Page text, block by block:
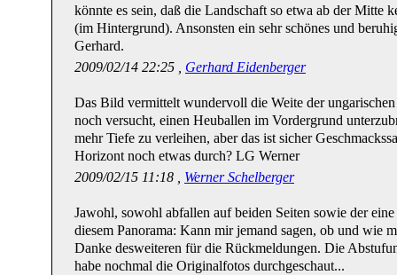
könnte es sein, daß die Landschaft so etwa ab der Mitte
(im Hintergrund). Ansonsten ein sehr schönes und
Gerhard.
2009/02/14 22:25 , Gerhard Eidenberger
Das Bild vermittelt wundervoll die Weite der
noch versucht, einen Heuballen im Vordergrund
mehr Tiefe zu verleihen, aber das ist sicher
Horizont noch etwas durch? LG Werner
2009/02/15 11:18 , Werner Schelberger
Jawohl, sowohl abfallen auf beiden Seiten sowie der
diesem Panorama: Kann mir jemand sagen, ob und wie
Danke desweiteren für die Rückmeldungen. Die
habe nochmal die Originalfotos durchgeschaut...